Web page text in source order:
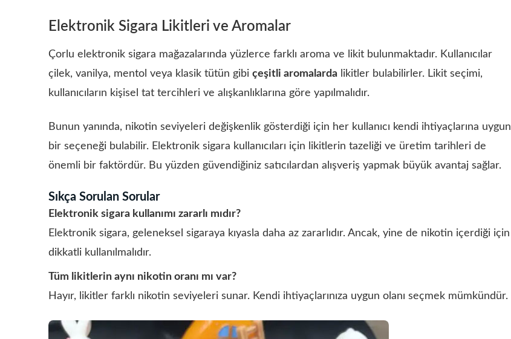
Elektronik Sigara Likitleri ve Aromalar
Çorlu elektronik sigara mağazalarında yüzlerce farklı aroma ve likit bulunmaktadır. Kullanıcılar
çilek, vanilya, mentol veya klasik tütün gibi çeşitli aromalarda likitler bulabilirler. Likit seçimi,
kullanıcıların kişisel tat tercihleri ve alışkanlıklarına göre yapılmalıdır.
Bunun yanında, nikotin seviyeleri değişkenlik gösterdiği için her kullanıcı kendi ihtiyaçlarına uygun
bir seçeneği bulabilir. Elektronik sigara kullanıcıları için likitlerin tazeliği ve üretim tarihleri de
önemli bir faktördür. Bu yüzden güvendiğiniz satıcılardan alışveriş yapmak büyük avantaj sağlar.
Sıkça Sorulan Sorular
Elektronik sigara kullanımı zararlı mıdır?
Elektronik sigara, geleneksel sigaraya kıyasla daha az zararlıdır. Ancak, yine de nikotin içerdiği için
dikkatli kullanılmalıdır.
Tüm likitlerin aynı nikotin oranı mı var?
Hayır, likitler farklı nikotin seviyeleri sunar. Kendi ihtiyaçlarınıza uygun olanı seçmek mümkündür.